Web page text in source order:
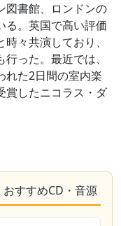
図書館、ロンドンの
る。英国で高い評価
々共演しており、
った。最近では、
れた2日間の室内楽
賞したニコラス・ダ
すすめCD・音源